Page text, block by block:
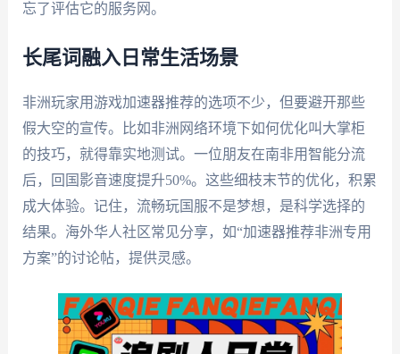
忘了评估它的服务网。
长尾词融入日常生活场景
非洲玩家用游戏加速器推荐的选项不少，但要避开那些
假大空的宣传。比如非洲网络环境下如何优化叫大掌柜
的技巧，就得靠实地测试。一位朋友在南非用智能分流
后，回国影音速度提升50%。这些细枝末节的优化，积累
成大体验。记住，流畅玩国服不是梦想，是科学选择的
结果。海外华人社区常见分享，如“加速器推荐非洲专用
方案”的讨论帖，提供灵感。